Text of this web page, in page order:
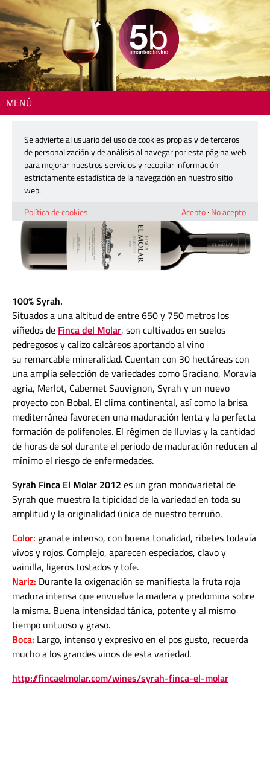
MENÚ
Syrah Finca El Molar 2012
22 agosto, 2019
100% Syrah.
Situados a una altitud de entre 650 y 750 metros los
viñedos de Finca del Molar, son cultivados en suelos
pedregosos y calizo calcáreos aportando al vino
su remarcable mineralidad. Cuentan con 30 hectáreas con
una amplia selección de variedades como Graciano, Moravia
agria, Merlot, Cabernet Sauvignon, Syrah y un nuevo
proyecto con Bobal. El clima continental, así como la brisa
mediterránea favorecen una maduración lenta y la perfecta
formación de polifenoles. El régimen de lluvias y la cantidad
de horas de sol durante el periodo de maduración reducen al
mínimo el riesgo de enfermedades.
Syrah Finca El Molar 2012 es un gran monovarietal de
Syrah que muestra la tipicidad de la variedad en toda su
amplitud y la originalidad única de nuestro terruño.
Color: granate intenso, con buena tonalidad, ribetes todavía
vivos y rojos. Complejo, aparecen especiados, clavo y
vainilla, ligeros tostados y tofe.
Nariz: Durante la oxigenación se manifiesta la fruta roja
madura intensa que envuelve la madera y predomina sobre
la misma. Buena intensidad tánica, potente y al mismo
tiempo untuoso y graso.
Boca: Largo, intenso y expresivo en el pos gusto, recuerda
mucho a los grandes vinos de esta variedad.
http://fincaelmolar.com/wines/syrah-finca-el-molar
Se advierte al usuario del uso de cookies propias y de terceros
de personalización y de análisis al navegar por esta página web
para mejorar nuestros servicios y recopilar información
estrictamente estadística de la navegación en nuestro sitio
web.
Política de cookies
Acepto· No acepto